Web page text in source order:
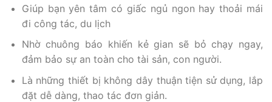
Giúp bạn yên tâm có giấc ngủ ngon hay thoải mái
đi công tác, du lịch
Nhờ chuông báo khiến kẻ gian sẽ bỏ chạy ngay,
đảm bảo sự an toàn cho tài sản, con người.
Là những thiết bị không dây thuận tiện sử dụng, lắp
đặt dễ dàng, thao tác đơn giản.